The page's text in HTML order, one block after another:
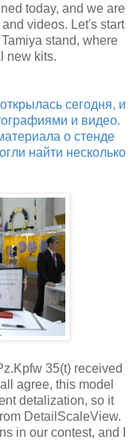
today, and we are
videos. Let's start
stand, where
new kits.
сегодня, и
и видео.
о стенде
найти несколько
35(t) received
agree, this model
detalization, so it
DetailScaleView.
in our contest, and I